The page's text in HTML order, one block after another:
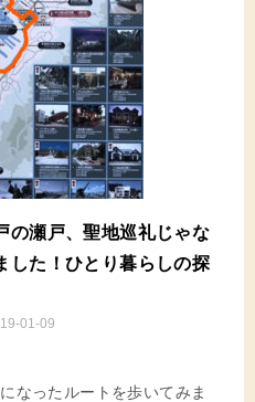
の瀬戸、聖地巡礼じゃな
した！ひとり暮らしの探
01-09
なったルートを歩いてみま